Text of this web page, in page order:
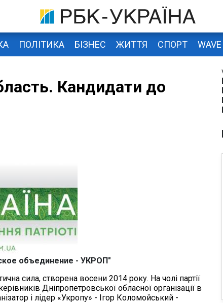
ПОЛІТИКА БІЗНЕС ЖИТТЯ СПОРТ WAVE
Кандидати до
объединение - УКРОП"
сила, створена восени 2014 року. На чолі партії
Дніпропетровської обласної організації в
і лідер «Укропу» - Ігор Коломойський -